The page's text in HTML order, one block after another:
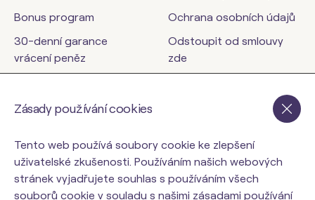
Bonus program
30-denní garance
vrácení peněz
Ochrana osobních údajů
Odstoupit od smlouvy
zde
orinbody.cz
Zásady používání cookies
Tento web používá soubory cookie ke zlepšení
uživatelské zkušenosti. Používáním našich webových
stránek vyjadřujete souhlas s používáním všech
souborů cookie v souladu s našimi zásadami používání